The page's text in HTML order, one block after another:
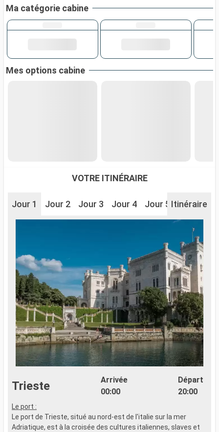
Ma catégorie cabine
Mes options cabine
VOTRE ITINÉRAIRE
Jour 1 Jour 2 Jour 3 Jour 4 Jour 5 Jour 6
Itinéraire
Trieste
Arrivée
00:00
Départ
20:00
Le port :
Le port de Trieste, situé au nord-est de l'italie sur la mer
Adriatique, est à la croisée des cultures italiennes, slaves et